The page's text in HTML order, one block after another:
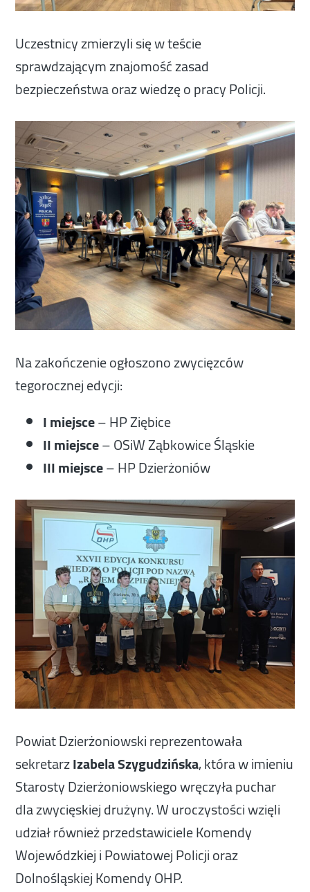
Uczestnicy zmierzyli się w teście
sprawdzającym znajomość zasad
bezpieczeństwa oraz wiedzę o pracy Policji.
Na zakończenie ogłoszono zwycięzców
tegorocznej edycji:
I miejsce– HP Ziębice
II miejsce– OSiW Ząbkowice Śląskie
III miejsce– HP Dzierżoniów
Powiat Dzierżoniowski reprezentowała
sekretarzIzabela Szygudzińska, która w imieniu
Starosty Dzierżoniowskiego wręczyła puchar
dla zwycięskiej drużyny. W uroczystości wzięli
udział również przedstawiciele Komendy
Wojewódzkiej i Powiatowej Policji oraz
Dolnośląskiej Komendy OHP.